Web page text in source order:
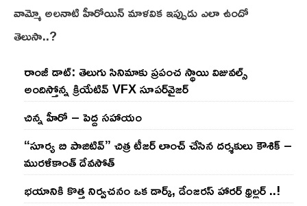
వామ్మో అలనాటి హీరోయిన్ మాళవిక ఇప్పుడు ఎలా ఉందో
తెలుసా..?
రాంజీ డాట్: తెలుగు సినిమాకు ప్రపంచ స్థాయి విజువల్స్
అందిస్తోన్న క్రియేటివ్ VFX సూపర్‌వైజర్
చిన్న హీరో – పెద్ద సహాయం
“సూర్య బి పాజిటివ్” చిత్ర టీజర్ లాంచ్ చేసిన‌ దర్శకులు కౌశిక్ –
మురళీకాంత్ దేవసోత్
భయానికి కొత్త నిర్వచనం ఒక డార్క్, డేంజరస్ హారర్ థ్రిల్లర్ ..!